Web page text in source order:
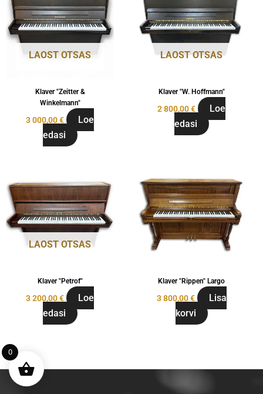
LAOST OTSAS
Klaver "Zeitter &
Winkelmann"
3 000,00€
Loe
edasi
LAOST OTSAS
Klaver "W. Hoffmann"
2 800,00€
Loe
edasi
LAOST OTSAS
Klaver "Petrof"
3 200,00€
Loe
edasi
Klaver "Rippen" Largo
3 800,00€
Lisa
korvi
0